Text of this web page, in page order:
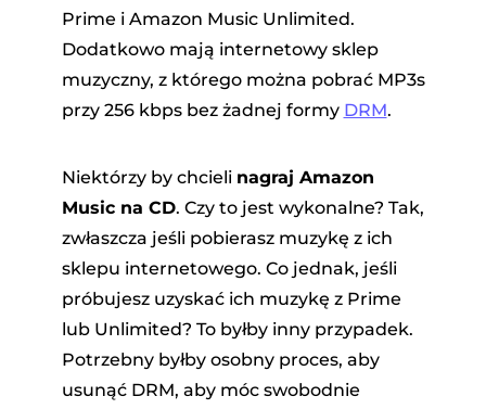
Prime i Amazon Music Unlimited.
Dodatkowo mają internetowy sklep
muzyczny, z którego można pobrać MP3s
przy 256 kbps bez żadnej formy DRM.
Niektórzy by chcieli nagraj Amazon
Music na CD. Czy to jest wykonalne? Tak,
zwłaszcza jeśli pobierasz muzykę z ich
sklepu internetowego. Co jednak, jeśli
próbujesz uzyskać ich muzykę z Prime
lub Unlimited? To byłby inny przypadek.
Potrzebny byłby osobny proces, aby
usunąć DRM, aby móc swobodnie